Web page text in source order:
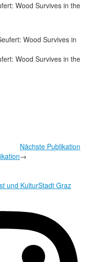
Wood Survives in the
Wood Survives in the
Nächste Publikation
→
und KulturStadt Graz